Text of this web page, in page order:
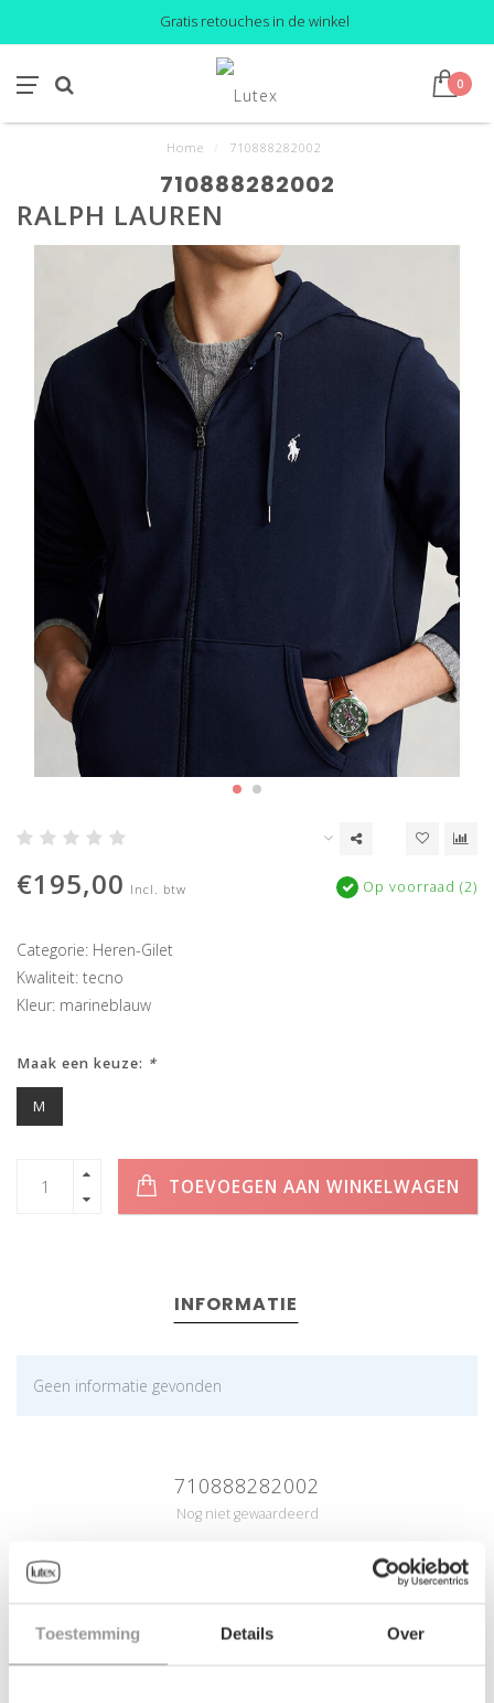
Toestemming Details Over
Gratis retouches in de winkel
0
Home 710888282002
710888282002
RALPH LAUREN
€195,00 Incl. btw Op voorraad (2)
Categorie: Heren-Gilet
Kwaliteit: tecno
Kleur: marineblauw
Maak een keuze: *
M
TOEVOEGEN AAN WINKELWAGEN
INFORMATIE
Geen informatie gevonden
710888282002
Nog niet gewaardeerd